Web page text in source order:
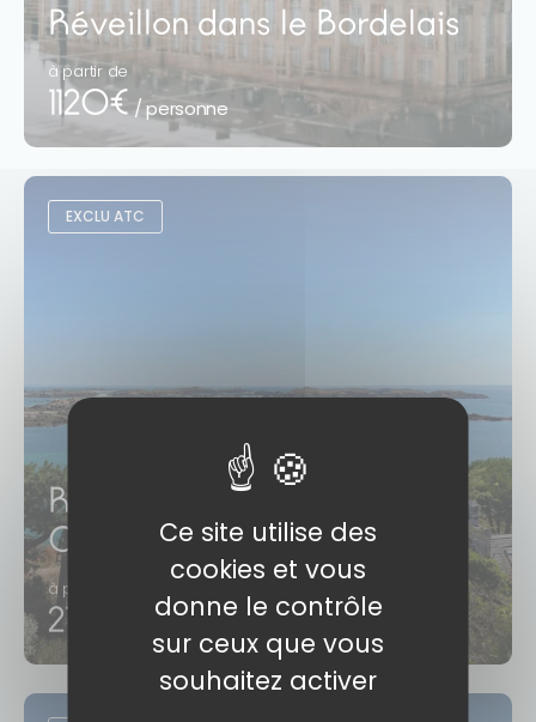
Réveillon dans le Bordelais
à partir de
1120€ / personne
EXCLU ATC
Randonnées autour de
Granville
à partir de
210€
Ce site utilise des
cookies et vous
donne le contrôle
sur ceux que vous
souhaitez activer